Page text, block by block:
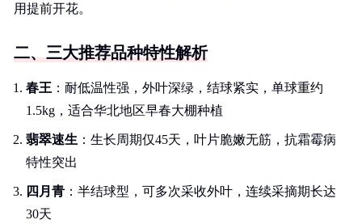
用提前开花。
二、三大推荐品种特性解析
春王 ：耐低温性强，外叶深绿，结球紧实，单球重约
1.5kg，适合华北地区早春大棚种植
翡翠速生 ：生长周期仅45天，叶片脆嫩无筋，抗霜霉病
特性突出
四月青 ：半结球型，可多次采收外叶，连续采摘期长达
30天